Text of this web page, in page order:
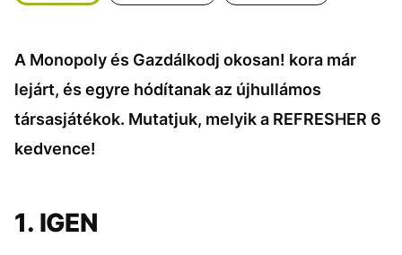
A Monopoly és Gazdálkodj okosan! kora már
lejárt, és egyre hódítanak az újhullámos
társasjátékok. Mutatjuk, melyik a REFRESHER 6
kedvence!
1. IGEN